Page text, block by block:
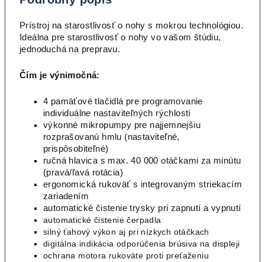
Prístroj na starostlivosť o nohy s mokrou technológiou.
Ideálna pre starostlivosť o nohy vo vašom štúdiu,
jednoduchá na prepravu.
Čím je výnimočná:
4 pamäťové tlačidlá pre programovanie
individuálne nastaviteľných rýchlostí
výkonné mikropumpy pre najjemnejšiu
rozprašovanú hmlu (nastaviteľné,
prispôsobiteľné)
ručná hlavica s max. 40 000 otáčkami za minútu
(pravá/ľavá rotácia)
ergonomická rukoväť s integrovaným striekacím
zariadením
automatické čistenie trysky pri zapnutí a vypnutí
automatické čistenie čerpadla
silný ťahový výkon aj pri nízkych otáčkach
digitálna indikácia odporúčenia brúsiva na displeji
ochrana motora rukoväte proti preťaženiu